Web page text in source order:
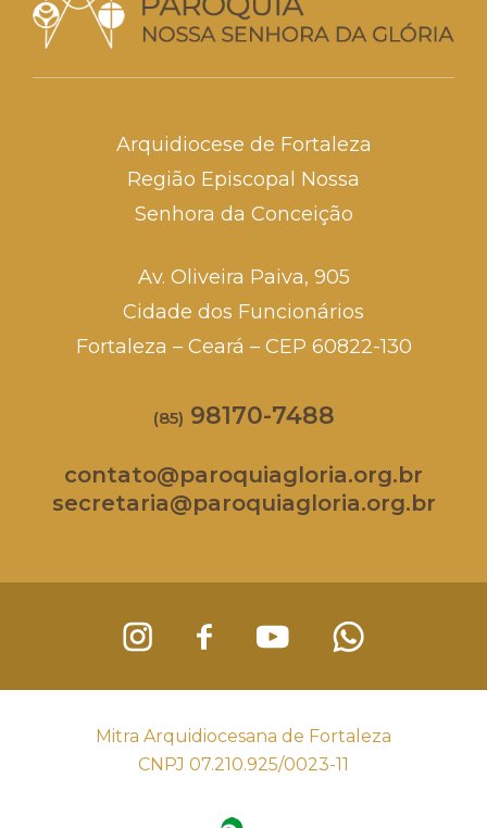
Arquidiocese de Fortaleza
Região Episcopal Nossa
Senhora da Conceição
Av. Oliveira Paiva, 905
Cidade dos Funcionários
Fortaleza – Ceará – CEP 60822-130
(85) 98170-7488
contato@paroquiagloria.org.br
secretaria@paroquiagloria.org.br
Mitra Arquidiocesana de Fortaleza
CNPJ 07.210.925/0023-11